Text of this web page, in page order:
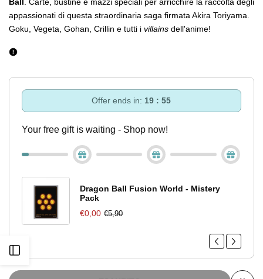
Ball . Carte, bustine e mazzi speciali per arricchire la raccolta degli
appassionati di questa straordinaria saga firmata Akira Toriyama.
Goku, Vegeta, Gohan, Crillin e tutti i villains dell'anime!
Offer ends in: 19 : 55
Your free gift is waiting - Shop now!
Dragon Ball Fusion World - Mistery
Pack
€0,00 €5,90